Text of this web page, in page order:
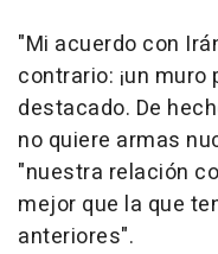
"Mi acuerdo con
contrario: ¡un
destacado. De
no quiere armas
"nuestra relación
mejor que la que
anteriores".